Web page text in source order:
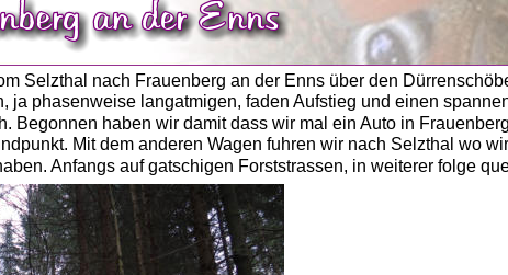
Selzthal nach Frauenberg an der Enns über den
ja phasenweise langatmigen, faden Aufstieg und einen
Begonnen haben wir damit dass wir mal ein Auto in
Mit dem anderen Wagen fuhren wir nach Selzthal wo
Anfangs auf gatschigen Forststrassen, in weiterer folge